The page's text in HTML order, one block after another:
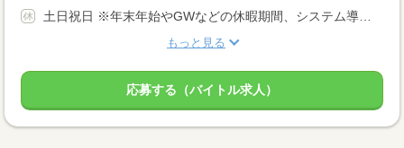
もっと見る
応募する（バイトル求人）